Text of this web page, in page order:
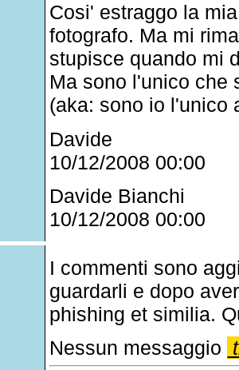
Cosi' estraggo la
fotografo. Ma mi
stupisce quando mi
Ma sono l'unico che
(aka: sono io l'unico
Davide
10/12/2008 00:00
Davide Bianchi
10/12/2008 00:00
I commenti sono
guardarli e dopo
phishing et similia.
Nessun messaggio